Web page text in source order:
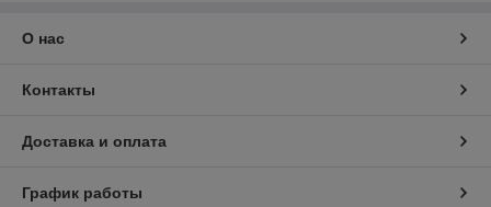
О нас
Контакты
Доставка и оплата
График работы